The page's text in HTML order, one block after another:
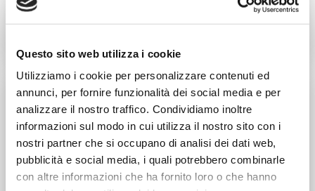
Questo sito web utilizza i cookie
Utilizziamo i cookie per personalizzare contenuti ed
annunci, per fornire funzionalità dei social media e per
analizzare il nostro traffico. Condividiamo inoltre
informazioni sul modo in cui utilizza il nostro sito con i
nostri partner che si occupano di analisi dei dati web,
pubblicità e social media, i quali potrebbero combinarle
con altre informazioni che ha fornito loro o che hanno
Codice Meccanografico: MIPMRI500E
Tecnico Economico
Turismo
Integr. Marketing & Comunicazione
Entra